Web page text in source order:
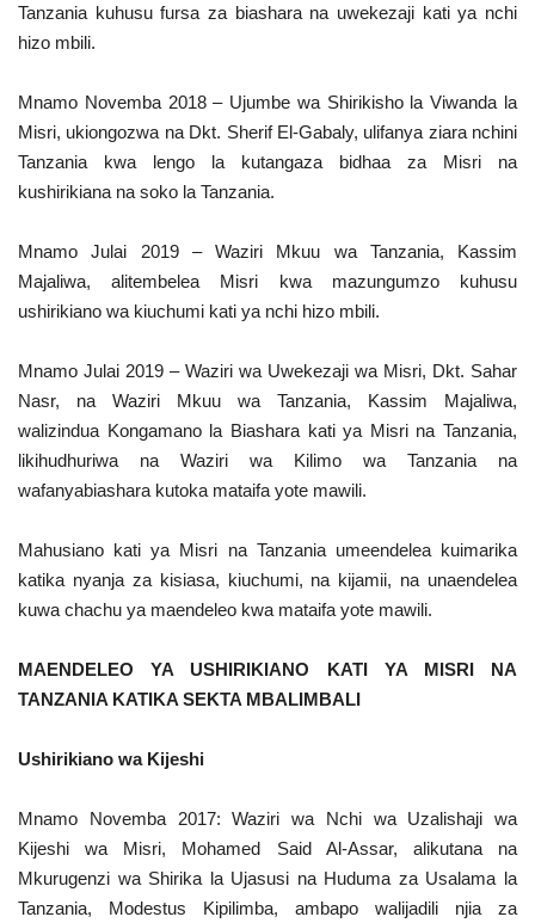
Tanzania kuhusu fursa za biashara na uwekezaji kati ya nchi
hizo mbili.
Mnamo Novemba 2018 – Ujumbe wa Shirikisho la Viwanda la
Misri, ukiongozwa na Dkt. Sherif El-Gabaly, ulifanya ziara nchini
Tanzania kwa lengo la kutangaza bidhaa za Misri na
kushirikiana na soko la Tanzania.
Mnamo Julai 2019 – Waziri Mkuu wa Tanzania, Kassim
Majaliwa, alitembelea Misri kwa mazungumzo kuhusu
ushirikiano wa kiuchumi kati ya nchi hizo mbili.
Mnamo Julai 2019 – Waziri wa Uwekezaji wa Misri, Dkt. Sahar
Nasr, na Waziri Mkuu wa Tanzania, Kassim Majaliwa,
walizindua Kongamano la Biashara kati ya Misri na Tanzania,
likihudhuriwa na Waziri wa Kilimo wa Tanzania na
wafanyabiashara kutoka mataifa yote mawili.
Mahusiano kati ya Misri na Tanzania umeendelea kuimarika
katika nyanja za kisiasa, kiuchumi, na kijamii, na unaendelea
kuwa chachu ya maendeleo kwa mataifa yote mawili.
MAENDELEO YA USHIRIKIANO KATI YA MISRI NA
TANZANIA KATIKA SEKTA MBALIMBALI
Ushirikiano wa Kijeshi
Mnamo Novemba 2017: Waziri wa Nchi wa Uzalishaji wa
Kijeshi wa Misri, Mohamed Said Al-Assar, alikutana na
Mkurugenzi wa Shirika la Ujasusi na Huduma za Usalama la
Tanzania, Modestus Kipilimba, ambapo walijadili njia za